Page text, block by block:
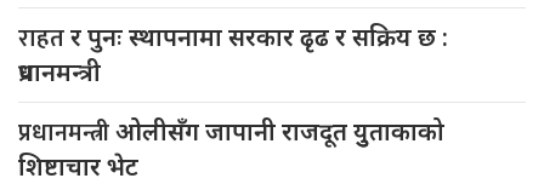
राहतर पुनः स्थापनामा सरकार ढृढ र सक्रिय छ :
प्रधानमन्त्री
प्रधानमन्त्रीओलीसँग जापानी राजदूत युुताकाको
शिष्टाचार भेट